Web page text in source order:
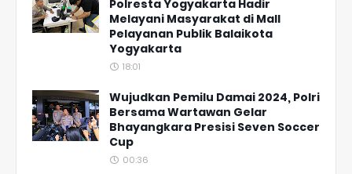
Polresta Yogyakarta Hadir
Melayani Masyarakat di Mall
Pelayanan Publik Balaikota
Yogyakarta
18:01
Wujudkan Pemilu Damai 2024, Polri
Bersama Wartawan Gelar
Bhayangkara Presisi Seven Soccer
Cup
00:36